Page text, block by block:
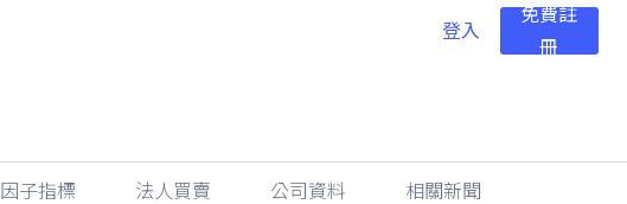
登入
免費註
冊
因子指標 法人買賣 公司資料 相關新聞